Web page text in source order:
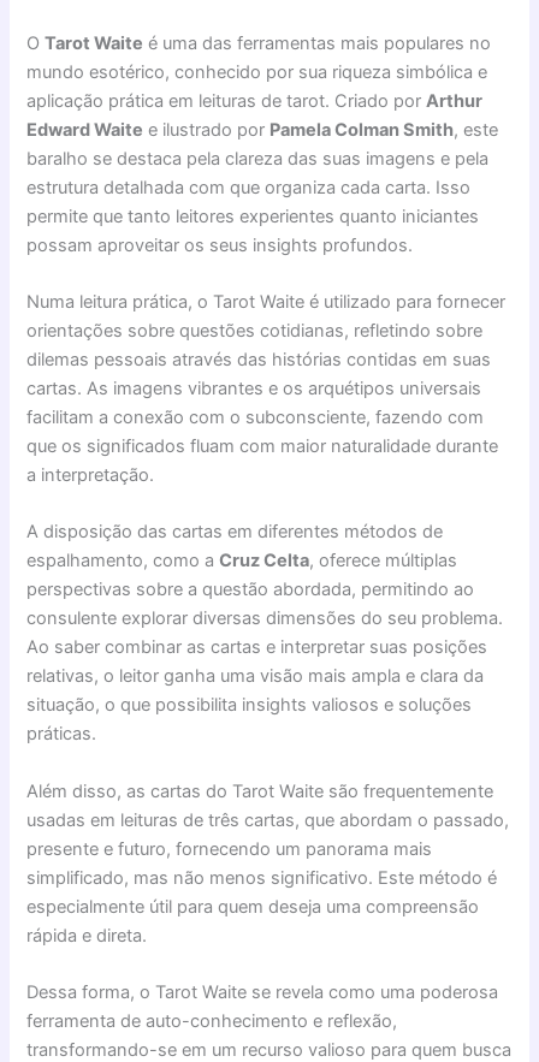
OTarot Waite é uma das ferramentas mais populares no
mundo esotérico, conhecido por sua riqueza simbólica e
aplicação prática em leituras de tarot. Criado por Arthur
Edward Waite e ilustrado por Pamela Colman Smith, este
baralho se destaca pela clareza das suas imagens e pela
estrutura detalhada com que organiza cada carta. Isso
permite que tanto leitores experientes quanto iniciantes
possam aproveitar os seus insights profundos.
Numa leitura prática, o Tarot Waite é utilizado para fornecer
orientações sobre questões cotidianas, refletindo sobre
dilemas pessoais através das histórias contidas em suas
cartas. As imagens vibrantes e os arquétipos universais
facilitam a conexão com o subconsciente, fazendo com
que os significados fluam com maior naturalidade durante
a interpretação.
A disposição das cartas em diferentes métodos de
espalhamento, como aCruz Celta, oferece múltiplas
perspectivas sobre a questão abordada, permitindo ao
consulente explorar diversas dimensões do seu problema.
Ao saber combinar as cartas e interpretar suas posições
relativas, o leitor ganha uma visão mais ampla e clara da
situação, o que possibilita insights valiosos e soluções
práticas.
Além disso, as cartas do Tarot Waite são frequentemente
usadas em leituras de três cartas, que abordam o passado,
presente e futuro, fornecendo um panorama mais
simplificado, mas não menos significativo. Este método é
especialmente útil para quem deseja uma compreensão
rápida e direta.
Dessa forma, o Tarot Waite se revela como uma poderosa
ferramenta de auto-conhecimento e reflexão,
transformando-se em um recurso valioso para quem busca